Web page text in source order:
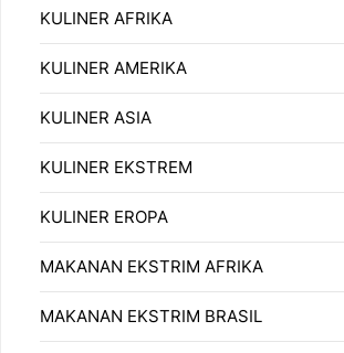
KULINER AFRIKA
KULINER AMERIKA
KULINER ASIA
KULINER EKSTREM
KULINER EROPA
MAKANAN EKSTRIM AFRIKA
MAKANAN EKSTRIM BRASIL